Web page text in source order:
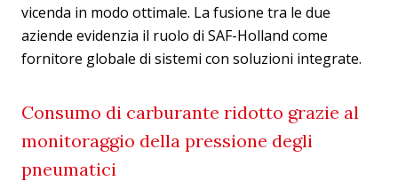
vicenda in modo ottimale. La fusione tra le due
aziende evidenzia il ruolo di SAF-Holland come
fornitore globale di sistemi con soluzioni integrate.
Consumo di carburante ridotto grazie al
monitoraggio della pressione degli
pneumatici